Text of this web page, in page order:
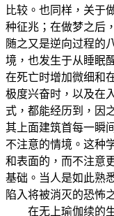
比较。也同样，关于
种征兆；在做梦之后
随之又是逆向过程的
境，也发生于从睡眠
在死亡时增加微细和
极度兴奋时，以及在
式，都能经历到，因
其上面建筑首每一瞬
不注意的情境。这种
和表面的，而不注意
基础。当人是如此熟
陷入将被消灭的恐怖
在无上瑜伽续的生